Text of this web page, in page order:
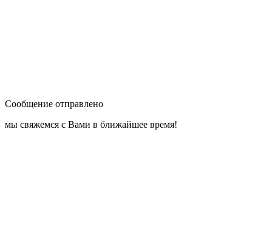
Сообщение отправлено
мы свяжемся с Вами в ближайшее время!